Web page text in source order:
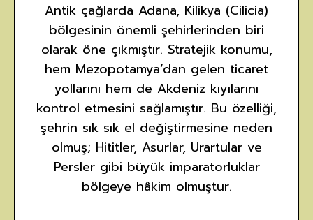
Antik çağlarda Adana, Kilikya (Cilicia)
bölgesinin önemli şehirlerinden biri
olarak öne çıkmıştır. Stratejik konumu,
hem Mezopotamya’dan gelen ticaret
yollarını hem de Akdeniz kıyılarını
kontrol etmesini sağlamıştır. Bu özelliği,
şehrin sık sık el değiştirmesine neden
olmuş; Hititler, Asurlar, Urartular ve
Persler gibi büyük imparatorluklar
bölgeye hâkim olmuştur.